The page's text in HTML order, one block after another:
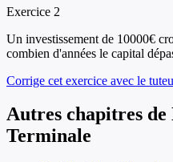
Exercice 2
Un investissement de 10000€
combien d'années le capital
Corrige cet exercice avec le
Autres chapitres de
Terminale